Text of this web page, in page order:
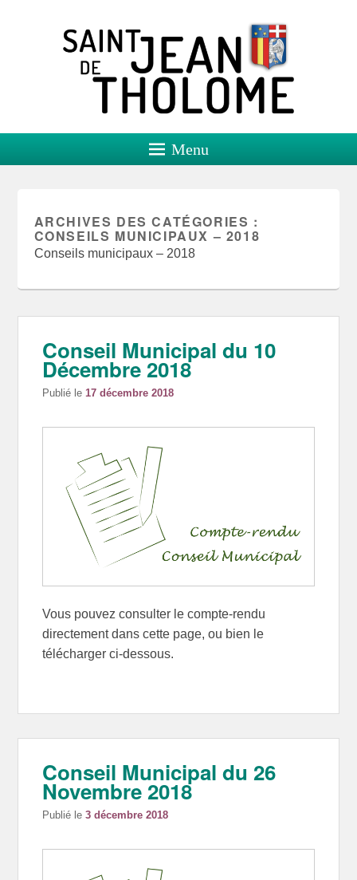
Saint Jean de Tholome
Site officiel
Menu
ARCHIVES DES CATÉGORIES :
CONSEILS MUNICIPAUX – 2018
Conseils municipaux – 2018
Conseil Municipal du 10
Décembre 2018
Publié le17 décembre 2018
Vous pouvez consulter le compte-rendu
directement dans cette page, ou bien le
télécharger ci-dessous.
Conseil Municipal du 26
Novembre 2018
Publié le3 décembre 2018